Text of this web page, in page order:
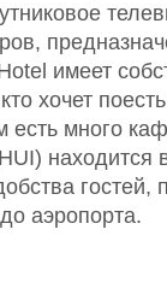
имеет
хочет
есть много
находится
гостей,
аэропорта.